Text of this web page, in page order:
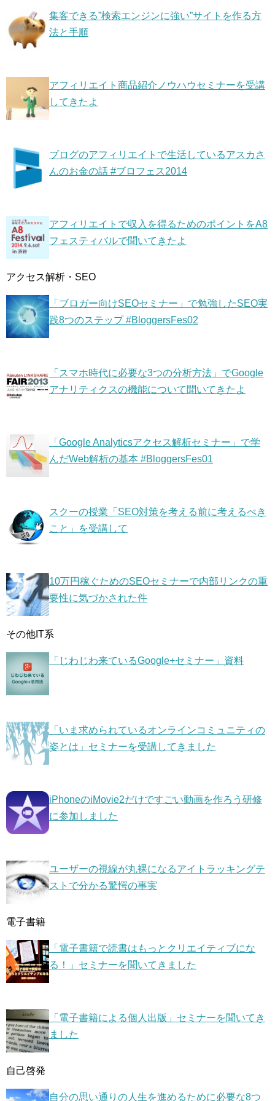
集客できる”検索エンジンに強い”サイトを作る方
法と手順
アフィリエイト商品紹介ノウハウセミナーを受講
してきたよ
ブログのアフィリエイトで生活しているアスカさ
んのお金の話 #ブロフェス2014
アフィリエイトで収入を得るためのポイントをA8
フェスティバルで聞いてきたよ
アクセス解析・SEO
「ブロガー向けSEOセミナー」で勉強したSEO実
践8つのステップ #BloggersFes02
「スマホ時代に必要な3つの分析方法」でGoogle
アナリティクスの機能について聞いてきたよ
「Google Analyticsアクセス解析セミナー」で学
んだWeb解析の基本 #BloggersFes01
スクーの授業「SEO対策を考える前に考えるべき
こと」を受講して
10万円稼ぐためのSEOセミナーで内部リンクの重
要性に気づかされた件
その他IT系
「じわじわ来ているGoogle+セミナー」資料
「いま求められているオンラインコミュニティの
姿とは」セミナーを受講してきました
iPhoneのiMovie2だけですごい動画を作ろう研修
に参加しました
ユーザーの視線が丸裸になるアイトラッキングテ
ストで分かる驚愕の事実
電子書籍
「電子書籍で読書はもっとクリエイティブにな
る！」セミナーを聞いてきました
「電子書籍による個人出版」セミナーを聞いてき
ました
自己啓発
自分の思い通りの人生を進めるために必要な8つ